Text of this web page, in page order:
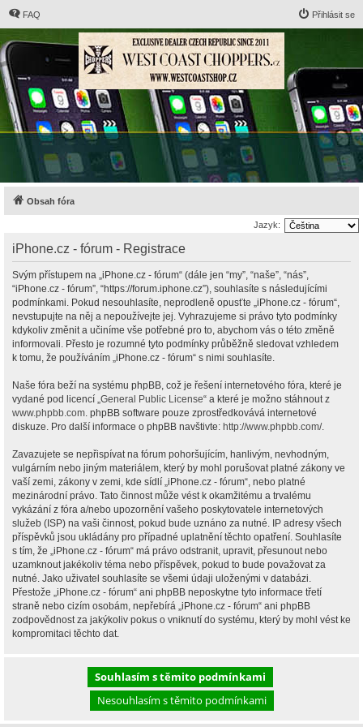
FAQ Přihlásit se
Obsah fóra
Jazyk:
iPhone.cz - fórum - Registrace
Svým přístupem na „iPhone.cz - fórum“ (dále jen “my”, “naše”, “nás”,
“iPhone.cz - fórum”, “https://forum.iphone.cz”), souhlasíte s následujícími
podmínkami. Pokud nesouhlasíte, neprodleně opusťte „iPhone.cz - fórum“,
nevstupujte na něj a nepoužívejte jej. Vyhrazujeme si právo tyto podmínky
kdykoliv změnit a učiníme vše potřebné pro to, abychom vás o této změně
informovali. Přesto je rozumné tyto podmínky průběžně sledovat vzhledem
k tomu, že používáním „iPhone.cz - fórum“ s nimi souhlasíte.
Naše fóra beží na systému phpBB, což je řešení internetového fóra, které je
vydané pod licencí „General Public License“ a které je možno stáhnout z
www.phpbb.com. phpBB software pouze zprostředkovává internetové
diskuze. Pro další informace o phpBB navštivte: http://www.phpbb.com/.
Zavazujete se nepřispívat na fórum pohoršujícím, hanlivým, nevhodným,
vulgárním nebo jiným materiálem, který by mohl porušovat platné zákony ve
vaší zemi, zákony v zemi, kde sídlí „iPhone.cz - fórum“, nebo platné
mezinárodní právo. Tato činnost může vést k okamžitému a trvalému
vykázání z fóra a/nebo upozornění vašeho poskytovatele internetových
služeb (ISP) na vaši činnost, pokud bude uznáno za nutné. IP adresy všech
příspěvků jsou ukládány pro případné uplatnění těchto opatření. Souhlasíte
s tím, že „iPhone.cz - fórum“ má právo odstranit, upravit, přesunout nebo
uzamknout jakékoliv téma nebo příspěvek, pokud to bude považovat za
nutné. Jako uživatel souhlasíte se všemi údaji uloženými v databázi.
Přestože „iPhone.cz - fórum“ ani phpBB neposkytne tyto informace třetí
straně nebo cizím osobám, nepřebírá „iPhone.cz - fórum“ ani phpBB
zodpovědnost za jakýkoliv pokus o vniknutí do systému, který by mohl vést ke
kompromitaci těchto dat.